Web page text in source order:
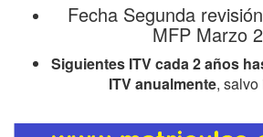
Fecha Segunda
MFP Marzo
Siguientes ITV cada 2 años
ITV anualmente,